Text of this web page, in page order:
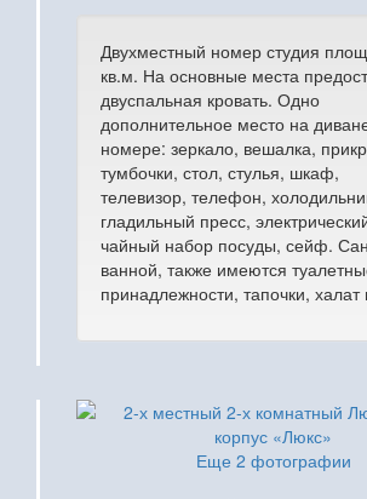
Двухместный номер студия
кв.м. На основные места
двуспальная кровать. Одно
дополнительное место на
номере: зеркало, вешалка,
тумбочки, стол, стулья, шкаф,
телевизор, телефон,
гладильный пресс,
чайный набор посуды, сейф.
ванной, также имеются
принадлежности, тапочки,
Еще 2 фотографии